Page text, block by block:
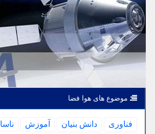
موضوع های هوا فضا
فناوری دانش بنیان آموزش ناسا